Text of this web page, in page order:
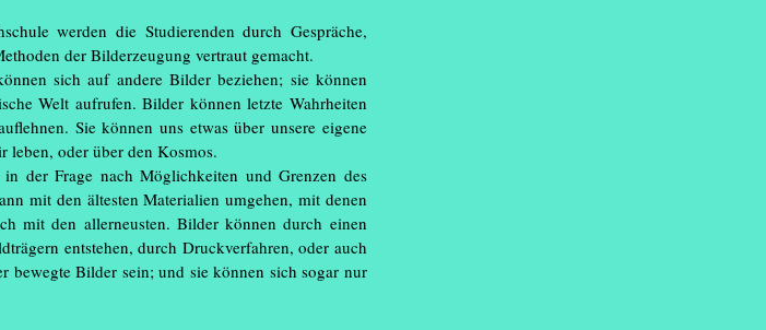
Veranstaltungen
28.03.2026 – 06.09.2026
Ausstellung: „Multispezies Members
Club – Neue Allianzen zwischen
lebendigen und künstlichen Systemen“
(...)
werden die Studierenden durch Gespräche,
der Bilderzeugung vertraut gemacht.
sich auf andere Bilder beziehen; sie können
Welt aufrufen. Bilder können letzte Wahrheiten
Sie können uns etwas über unsere eigene
leben, oder über den Kosmos.
der Frage nach Möglichkeiten und Grenzen des
mit den ältesten Materialien umgehen, mit denen
mit den allerneusten. Bilder können durch einen
entstehen, durch Druckverfahren, oder auch
bewegte Bilder sein; und sie können sich sogar nur